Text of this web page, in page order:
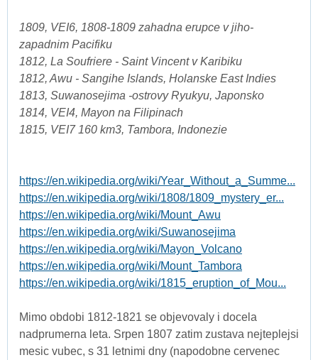
1809, VEI6, 1808-1809 zahadna erupce v jiho-
zapadnim Pacifiku
1812, La Soufriere - Saint Vincent v Karibiku
1812, Awu - Sangihe Islands, Holanske East Indies
1813, Suwanosejima -ostrovy Ryukyu, Japonsko
1814, VEI4, Mayon na Filipinach
1815, VEI7 160 km3, Tambora, Indonezie
https://en.wikipedia.org/wiki/Year_Without_a_Summe...
https://en.wikipedia.org/wiki/1808/1809_mystery_er...
https://en.wikipedia.org/wiki/Mount_Awu
https://en.wikipedia.org/wiki/Suwanosejima
https://en.wikipedia.org/wiki/Mayon_Volcano
https://en.wikipedia.org/wiki/Mount_Tambora
https://en.wikipedia.org/wiki/1815_eruption_of_Mou...
Mimo obdobi 1812-1821 se objevovaly i docela
nadprumerna leta. Srpen 1807 zatim zustava nejteplejsi
mesic vubec, s 31 letnimi dny (napodobne cervenec